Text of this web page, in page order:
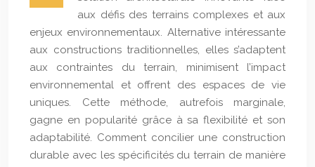
aux défis des terrains complexes et aux
enjeux environnementaux. Alternative intéressante
aux constructions traditionnelles, elles s’adaptent
aux contraintes du terrain, minimisent l’impact
environnemental et offrent des espaces de vie
uniques. Cette méthode, autrefois marginale,
gagne en popularité grâce à sa flexibilité et son
adaptabilité. Comment concilier une construction
durable avec les spécificités du terrain de manière